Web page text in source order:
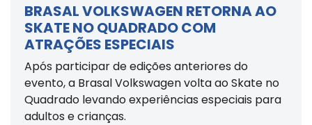
BRASAL VOLKSWAGEN RETORNA AO
SKATE NO QUADRADO COM
ATRAÇÕES ESPECIAIS
Após participar de edições anteriores do
evento, a Brasal Volkswagen volta ao Skate no
Quadrado levando experiências especiais para
adultos e crianças.